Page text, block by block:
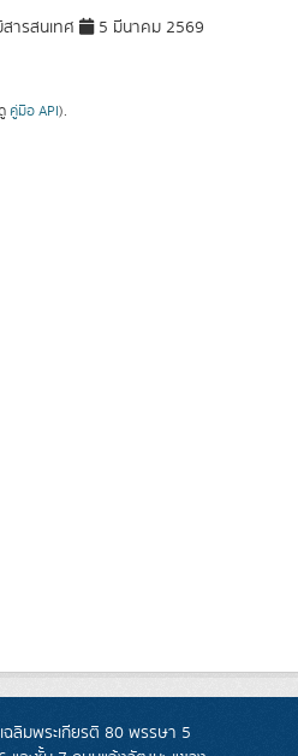
ารสนเทศ 5 มีนาคม 2569
คู่มือ API).
ลิมพระเกียรติ 80 พรรษา 5